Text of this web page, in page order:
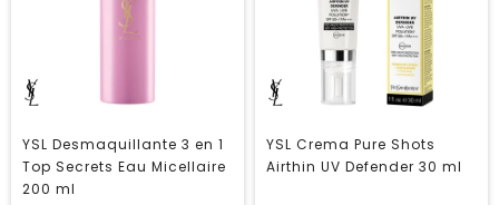
YSL Desmaquillante 3 en 1
Top Secrets Eau Micellaire
200 ml
YSL Crema Pure Shots
Airthin UV Defender 30 ml